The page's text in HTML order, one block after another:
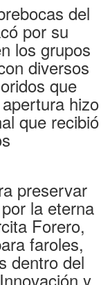
del
por su
los grupos
diversos
que
hizo
que recibió
preservar
la eterna
Forero,
faroles,
dentro del
y